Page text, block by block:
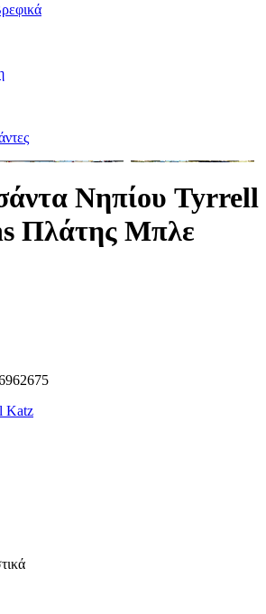
Νηπίου Tyrrell
Πλάτης Μπλε
Katz